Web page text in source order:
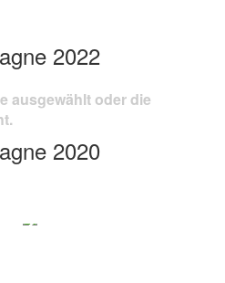
2022
ausgewählt oder die
2020